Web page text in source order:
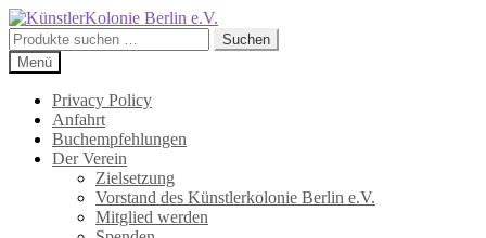
Zur
Navigation
springen
Zum
Inhalt
springen
Suchen
nach:
Suchen
Menü
Privacy Policy
Anfahrt
Buchempfehlungen
Der Verein
Zielsetzung
Vorstand des Künstlerkolonie Berlin e.V.
Mitglied werden